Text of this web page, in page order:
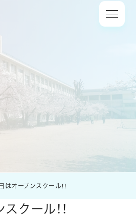
大阪府立 芦間高等
はオープンスクール！！
クール！！